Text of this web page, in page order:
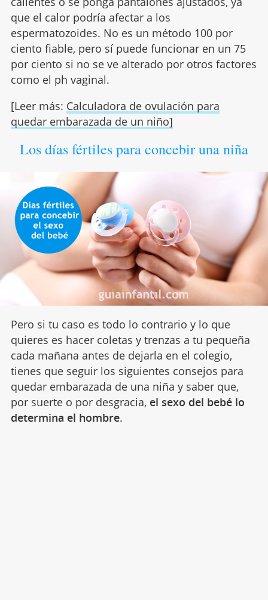
que el calor podría afectar a los
espermatozoides. No es un método 100 por
ciento fiable, pero sí puede funcionar en un 75
por ciento si no se ve alterado por otros factores
como el ph vaginal.
[Leer más: Calculadora de ovulación para
quedar embarazada de un niño]
Los días fértiles para concebir una niña
Pero si tu caso es todo lo contrario y lo que
quieres es hacer coletas y trenzas a tu pequeña
cada mañana antes de dejarla en el colegio,
tienes que seguir los siguientes consejos para
quedar embarazada de una niña y saber que,
por suerte o por desgracia, el sexo del bebé lo
determina el hombre.